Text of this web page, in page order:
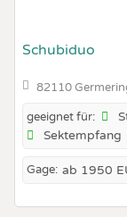
Schubiduo
82110
geeignet für:
Sektempfang
Gage: ab 1950